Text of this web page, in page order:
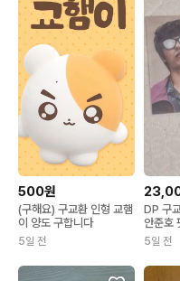
500원
(구해요) 구교환 인형 교햄
이 양도 구합니다
5일 전
DP 구
안준호
이드
5일 전